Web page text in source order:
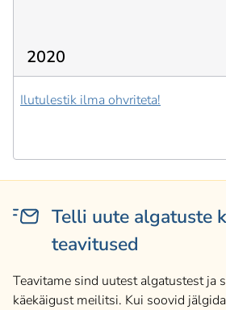
2020
Ilutulestik ilma ohvriteta!
Telli uute algatuste
teavitused
Teavitame sind uutest algatustest ja
käekäigust meilitsi. Kui soovid